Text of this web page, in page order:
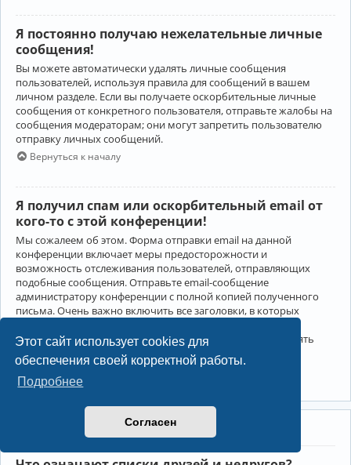
Этот сайт использует cookies для
обеспечения своей корректной работы.
Подробнее
Согласен
Я постоянно получаю нежелательные личные
сообщения!
Вы можете автоматически удалять личные сообщения
пользователей, используя правила для сообщений в вашем
личном разделе. Если вы получаете оскорбительные личные
сообщения от конкретного пользователя, отправьте жалобы на
сообщения модераторам; они могут запретить пользователю
отправку личных сообщений.
Вернуться к началу
Я получил спам или оскорбительный email от
кого-то с этой конференции!
Мы сожалеем об этом. Форма отправки email на данной
конференции включает меры предосторожности и
возможность отслеживания пользователей, отправляющих
подобные сообщения. Отправьте email-сообщение
администратору конференции с полной копией полученного
письма. Очень важно включить все заголовки, в которых
Администратор конференции сможет в этом случае принять
меры.
Друзья и недруги